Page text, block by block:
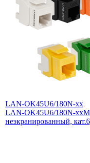
LAN-OK45U6/180N-xx
LAN-OK45U6/180N-xx
неэкранированный,